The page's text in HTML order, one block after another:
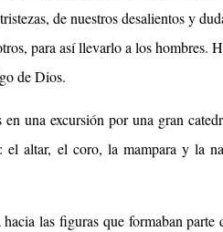
de nuestros desalientos y
para así llevarlo a los hombres.
de Dios.
una excursión por una gran
el altar, el coro, la mampara y la
las figuras que formaban parte